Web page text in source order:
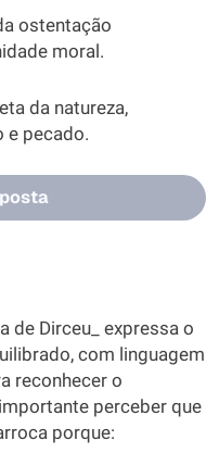
ostentação
moral.
da natureza,
e pecado.
de Dirceu_ expressa o
com linguagem
reconhecer o
perceber que
porque: